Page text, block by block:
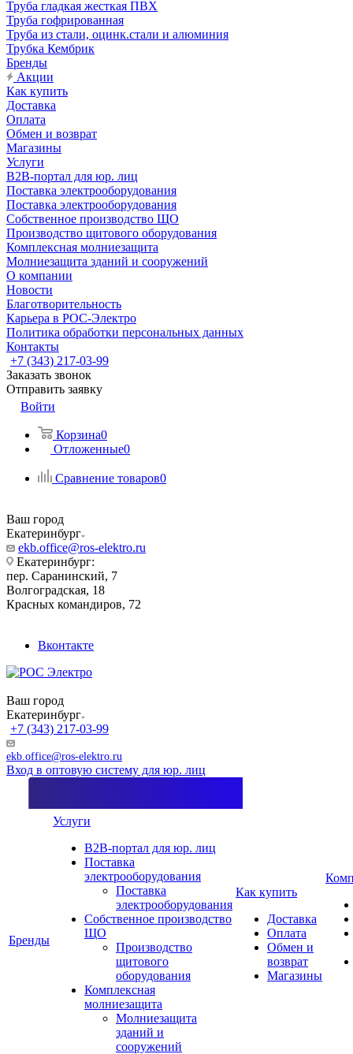
Труба гладкая жесткая ПВХ
Труба гофрированная
Труба из стали, оцинк.стали и алюминия
Трубка Кембрик
Бренды
Акции
Как купить
Доставка
Оплата
Обмен и возврат
Магазины
Услуги
B2B-портал для юр. лиц
Поставка электрооборудования
Поставка электрооборудования
Собственное производство ЩО
Производство щитового оборудования
Комплексная молниезащита
Молниезащита зданий и сооружений
О компании
Новости
Благотворительность
Карьера в РОС-Электро
Политика обработки персональных данных
Контакты
+7 (343) 217-03-99
Заказать звонок
Отправить заявку
Войти
Корзина0
Отложенные0
Сравнение товаров0
Ваш город
Екатеринбург
ekb.office@ros-elektro.ru
Екатеринбург:
пер. Саранинский, 7
Волгоградская, 18
Красных командиров, 72
Вконтакте
Ваш город
Екатеринбург
+7 (343) 217-03-99
ekb.office@ros-elektro.ru
Вход в оптовую систему для юр. лиц
Бренды
Услуги
B2B-портал для юр. лиц
Поставка
электрооборудования
Поставка
электрооборудования
Собственное производство
ЩО
Производство
щитового
оборудования
Комплексная
молниезащита
Молниезащита
зданий и
сооружений
Как купить
Доставка
Оплата
Обмен и
возврат
Магазины